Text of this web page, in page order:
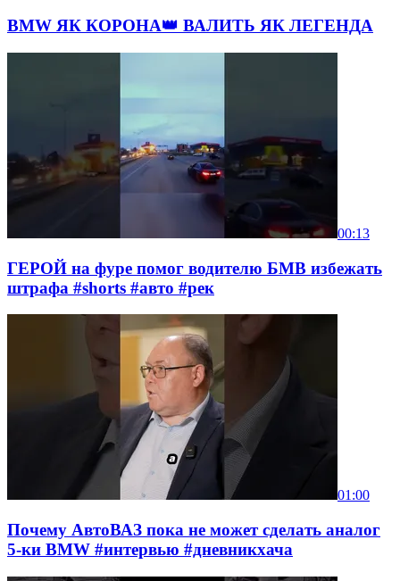
BMW ЯК КОРОНА👑 ВАЛИТЬ ЯК ЛЕГЕНДА
00:13
ГЕРОЙ на фуре помог водителю БМВ избежать
штрафа #shorts #авто #рек
01:00
Почему АвтоВАЗ пока не может сделать аналог
5-ки BMW #интервью #дневникхача